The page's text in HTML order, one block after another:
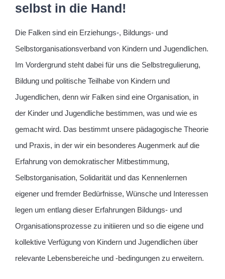
selbst in die Hand!
Die Falken sind ein Erziehungs-, Bildungs- und
Selbstorganisationsverband von Kindern und Jugendlichen.
Im Vordergrund steht dabei für uns die Selbstregulierung,
Bildung und politische Teilhabe von Kindern und
Jugendlichen, denn wir Falken sind eine Organisation, in
der Kinder und Jugendliche bestimmen, was und wie es
gemacht wird. Das bestimmt unsere pädagogische Theorie
und Praxis, in der wir ein besonderes Augenmerk auf die
Erfahrung von demokratischer Mitbestimmung,
Selbstorganisation, Solidarität und das Kennenlernen
eigener und fremder Bedürfnisse, Wünsche und Interessen
legen um entlang dieser Erfahrungen Bildungs- und
Organisationsprozesse zu initiieren und so die eigene und
kollektive Verfügung von Kindern und Jugendlichen über
relevante Lebensbereiche und -bedingungen zu erweitern.